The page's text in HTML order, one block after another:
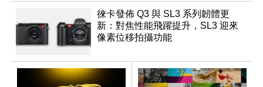
徠卡發佈 Q3 與 SL3 系列韌體更
新：對焦性能飛躍提升，SL3 迎來
像素位移拍攝功能